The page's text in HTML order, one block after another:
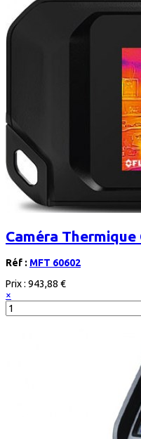
Caméra
Réf : MFT 60602
Prix : 943,88 €
×